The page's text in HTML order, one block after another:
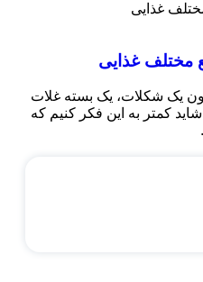
مختلف غذایی
یک شکلات، یک بسته غلات
کمتر به این فکر کنیم که